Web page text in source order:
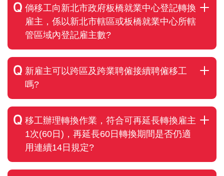
倘移工向新北市政府板橋就業中心登記轉換
雇主，係以新北市轄區或板橋就業中心所轄
管區域內登記雇主數?
新雇主可以跨區及跨業聘僱接續聘僱移工
嗎?
移工辦理轉換作業，符合可再延長轉換雇主
1次(60日)，再延長60日轉換期間是否仍適
用連續14日規定?